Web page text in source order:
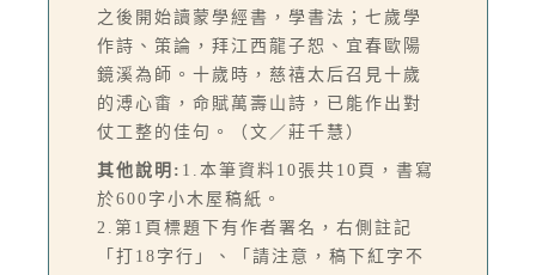
之後開始讀蒙學經書，學書法；七歲學
作詩、策論，拜江西龍子恕、宜春歐陽
鏡溪為師。十歲時，慈禧太后召見十歲
的溥心畬，命賦萬壽山詩，已能作出對
仗工整的佳句。（文／莊千慧）
其他說明: 1.本筆資料10張共10頁，書寫
於600字小木屋稿紙。
2.第1頁標題下有作者署名，右側註記
「打18字行」、「請注意，稿下紅字不